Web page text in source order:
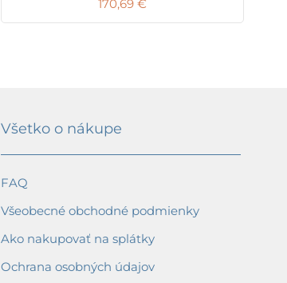
170,69 €
Všetko o nákupe
FAQ
Všeobecné obchodné podmienky
Ako nakupovať na splátky
Ochrana osobných údajov